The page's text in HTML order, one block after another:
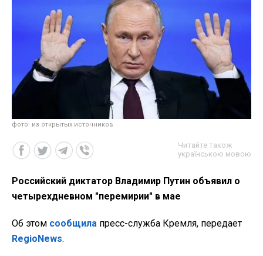
фото: из открытых источников
Читайте також
українською мовою
Российский диктатор Владимир Путин объявил о
четырехдневном "перемирии" в мае
Об этом сообщила пресс-служба Кремля, передает
RegioNews.